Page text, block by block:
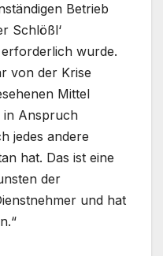
Betrieb
Schlößl‘
wurde.
von der Krise
Mittel
in Anspruch
jedes andere
hat. Das ist eine
der
und hat